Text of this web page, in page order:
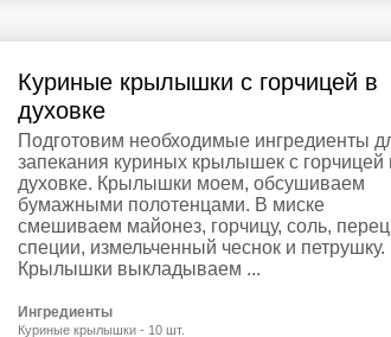
Куриные крылышки с горчицей в
духовке
Подготовим необходимые ингредиенты
запекания куриных крылышек с горчицей
духовке. Крылышки моем, обсушиваем
бумажными полотенцами. В миске
смешиваем майонез, горчицу, соль,
специи, измельченный чеснок и петрушку.
Крылышки выкладываем ...
Ингредиенты
Куриные крылышки - 10 шт.